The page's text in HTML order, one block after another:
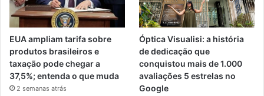
EUA ampliam tarifa sobre
produtos brasileiros e
taxação pode chegar a
37,5%; entenda o que muda
2 semanas atrás
Óptica Visualisi: a história
de dedicação que
conquistou mais de 1.000
avaliações 5 estrelas no
Google